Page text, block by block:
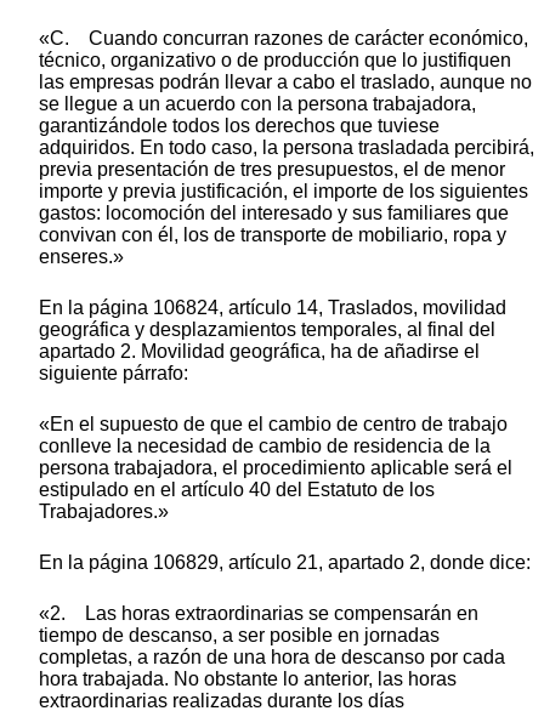
«C. Cuando concurran razones de carácter económico,
técnico, organizativo o de producción que lo justifiquen
las empresas podrán llevar a cabo el traslado, aunque no
se llegue a un acuerdo con la persona trabajadora,
garantizándole todos los derechos que tuviese
adquiridos. En todo caso, la persona trasladada percibirá,
previa presentación de tres presupuestos, el de menor
importe y previa justificación, el importe de los siguientes
gastos: locomoción del interesado y sus familiares que
convivan con él, los de transporte de mobiliario, ropa y
enseres.»
En la página 106824, artículo 14, Traslados, movilidad
geográfica y desplazamientos temporales, al final del
apartado 2. Movilidad geográfica, ha de añadirse el
siguiente párrafo:
«En el supuesto de que el cambio de centro de trabajo
conlleve la necesidad de cambio de residencia de la
persona trabajadora, el procedimiento aplicable será el
estipulado en el artículo 40 del Estatuto de los
Trabajadores.»
En la página 106829, artículo 21, apartado 2, donde dice:
«2. Las horas extraordinarias se compensarán en
tiempo de descanso, a ser posible en jornadas
completas, a razón de una hora de descanso por cada
hora trabajada. No obstante lo anterior, las horas
extraordinarias realizadas durante los días